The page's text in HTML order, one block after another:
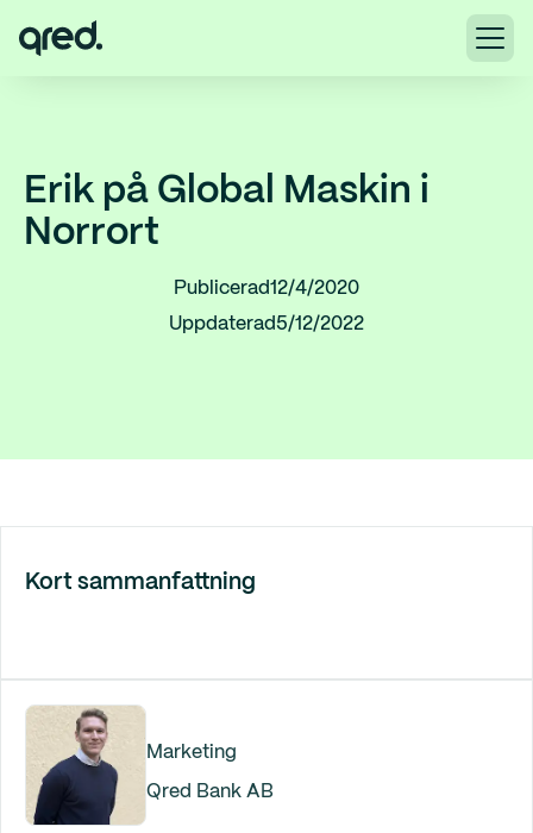
Erik på Global Maskin i
Norrort
Publicerad12/4/2020
Uppdaterad5/12/2022
Kort sammanfattning
Marketing
Qred Bank AB